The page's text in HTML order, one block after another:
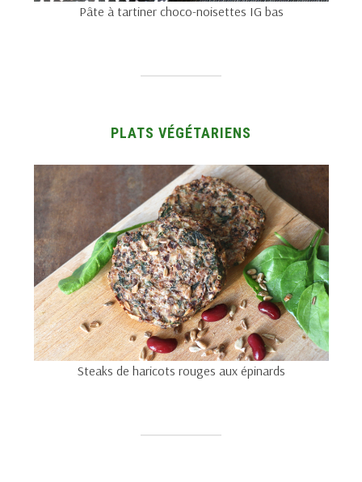
Pâte à tartiner choco-noisettes IG bas
PLATS VÉGÉTARIENS
Steaks de haricots rouges aux épinards